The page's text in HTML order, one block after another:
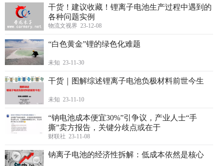
干货！建议收藏！锂离子电池生产过程中遇到的
各种问题实例
物流文视界 23-12-08
“白色黄金”锂的绿色化难题
未知 23-11-30
干货｜图解综述锂离子电池负极材料前世今生
未知 23-11-10
“钠电池成本便宜30%”引争议，产业人士“手
撕”卖方报告，关键分歧点或在于
财联社 23-11-08
钠离子电池的经济性拆解：低成本依然是核心